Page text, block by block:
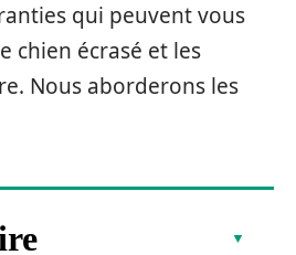
qui peuvent vous
chien écrasé et les
Nous aborderons les